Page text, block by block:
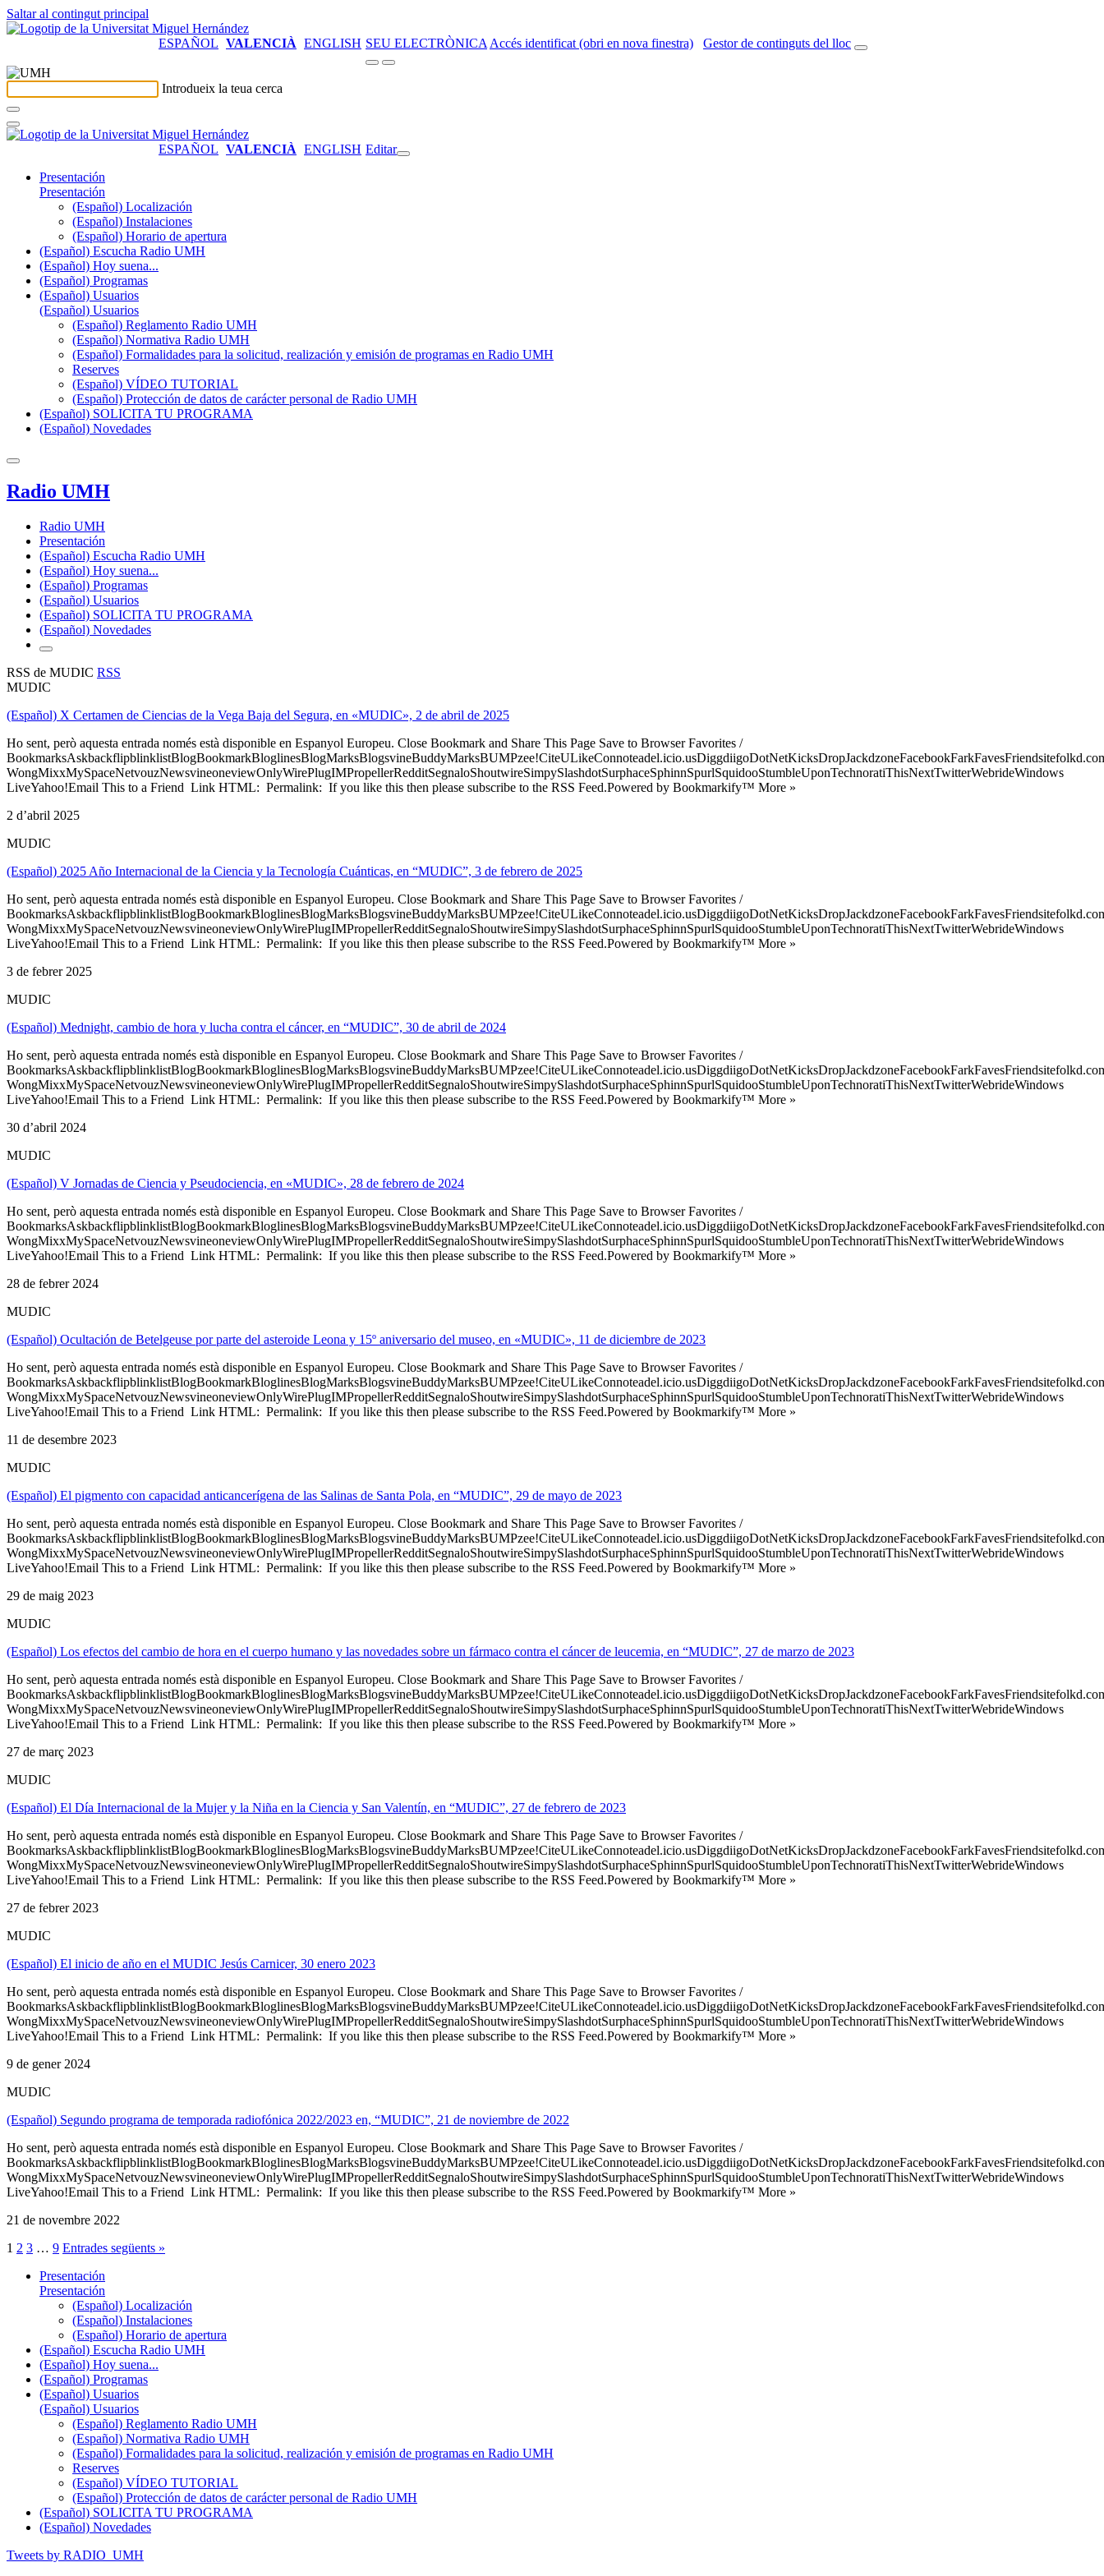
Saltar al contingut principal
ESPAÑOL VALENCIÀ ENGLISH SEU ELECTRÒNICA Accés identificat (obri en nova finestra) Gestor de continguts del lloc
Introdueix la teua cerca
ESPAÑOL VALENCIÀ ENGLISH Editar
Presentación
Presentación
(Español) Localización
(Español) Instalaciones
(Español) Horario de apertura
(Español) Escucha Radio UMH
(Español) Hoy suena...
(Español) Programas
(Español) Usuarios
(Español) Usuarios
(Español) Reglamento Radio UMH
(Español) Normativa Radio UMH
(Español) Formalidades para la solicitud, realización y emisión de programas en Radio UMH
Reserves
(Español) VÍDEO TUTORIAL
(Español) Protección de datos de carácter personal de Radio UMH
(Español) SOLICITA TU PROGRAMA
(Español) Novedades
Radio UMH
Radio UMH
Presentación
(Español) Escucha Radio UMH
(Español) Hoy suena...
(Español) Programas
(Español) Usuarios
(Español) SOLICITA TU PROGRAMA
(Español) Novedades
RSS de MUDIC RSS
MUDIC
(Español) X Certamen de Ciencias de la Vega Baja del Segura, en «MUDIC», 2 de abril de 2025
Ho sent, però aquesta entrada només està disponible en Espanyol Europeu. Close Bookmark and Share This Page Save to Browser Favorites /
WongMixxMySpaceNetvouzNewsvineoneviewOnlyWirePlugIMPropellerRedditSegnaloShoutwireSimpySlashdotSurphaceSphinnSpurlSquidooStumbleUponTechnoratiThisNextTwitterWebrideWindows
LiveYahoo!Email This to a Friend Link HTML: Permalink: If you like this then please subscribe to the RSS Feed.Powered by Bookmarkify™ More »
2 d’abril 2025
MUDIC
(Español) 2025 Año Internacional de la Ciencia y la Tecnología Cuánticas, en “MUDIC”, 3 de febrero de 2025
Ho sent, però aquesta entrada només està disponible en Espanyol Europeu. Close Bookmark and Share This Page Save to Browser Favorites /
WongMixxMySpaceNetvouzNewsvineoneviewOnlyWirePlugIMPropellerRedditSegnaloShoutwireSimpySlashdotSurphaceSphinnSpurlSquidooStumbleUponTechnoratiThisNextTwitterWebrideWindows
LiveYahoo!Email This to a Friend Link HTML: Permalink: If you like this then please subscribe to the RSS Feed.Powered by Bookmarkify™ More »
3 de febrer 2025
MUDIC
(Español) Mednight, cambio de hora y lucha contra el cáncer, en “MUDIC”, 30 de abril de 2024
Ho sent, però aquesta entrada només està disponible en Espanyol Europeu. Close Bookmark and Share This Page Save to Browser Favorites /
WongMixxMySpaceNetvouzNewsvineoneviewOnlyWirePlugIMPropellerRedditSegnaloShoutwireSimpySlashdotSurphaceSphinnSpurlSquidooStumbleUponTechnoratiThisNextTwitterWebrideWindows
LiveYahoo!Email This to a Friend Link HTML: Permalink: If you like this then please subscribe to the RSS Feed.Powered by Bookmarkify™ More »
30 d’abril 2024
MUDIC
(Español) V Jornadas de Ciencia y Pseudociencia, en «MUDIC», 28 de febrero de 2024
Ho sent, però aquesta entrada només està disponible en Espanyol Europeu. Close Bookmark and Share This Page Save to Browser Favorites /
WongMixxMySpaceNetvouzNewsvineoneviewOnlyWirePlugIMPropellerRedditSegnaloShoutwireSimpySlashdotSurphaceSphinnSpurlSquidooStumbleUponTechnoratiThisNextTwitterWebrideWindows
LiveYahoo!Email This to a Friend Link HTML: Permalink: If you like this then please subscribe to the RSS Feed.Powered by Bookmarkify™ More »
28 de febrer 2024
MUDIC
(Español) Ocultación de Betelgeuse por parte del asteroide Leona y 15º aniversario del museo, en «MUDIC», 11 de diciembre de 2023
Ho sent, però aquesta entrada només està disponible en Espanyol Europeu. Close Bookmark and Share This Page Save to Browser Favorites /
WongMixxMySpaceNetvouzNewsvineoneviewOnlyWirePlugIMPropellerRedditSegnaloShoutwireSimpySlashdotSurphaceSphinnSpurlSquidooStumbleUponTechnoratiThisNextTwitterWebrideWindows
LiveYahoo!Email This to a Friend Link HTML: Permalink: If you like this then please subscribe to the RSS Feed.Powered by Bookmarkify™ More »
11 de desembre 2023
MUDIC
(Español) El pigmento con capacidad anticancerígena de las Salinas de Santa Pola, en “MUDIC”, 29 de mayo de 2023
Ho sent, però aquesta entrada només està disponible en Espanyol Europeu. Close Bookmark and Share This Page Save to Browser Favorites /
WongMixxMySpaceNetvouzNewsvineoneviewOnlyWirePlugIMPropellerRedditSegnaloShoutwireSimpySlashdotSurphaceSphinnSpurlSquidooStumbleUponTechnoratiThisNextTwitterWebrideWindows
LiveYahoo!Email This to a Friend Link HTML: Permalink: If you like this then please subscribe to the RSS Feed.Powered by Bookmarkify™ More »
29 de maig 2023
MUDIC
(Español) Los efectos del cambio de hora en el cuerpo humano y las novedades sobre un fármaco contra el cáncer de leucemia, en “MUDIC”, 27 de marzo de 2023
Ho sent, però aquesta entrada només està disponible en Espanyol Europeu. Close Bookmark and Share This Page Save to Browser Favorites /
WongMixxMySpaceNetvouzNewsvineoneviewOnlyWirePlugIMPropellerRedditSegnaloShoutwireSimpySlashdotSurphaceSphinnSpurlSquidooStumbleUponTechnoratiThisNextTwitterWebrideWindows
LiveYahoo!Email This to a Friend Link HTML: Permalink: If you like this then please subscribe to the RSS Feed.Powered by Bookmarkify™ More »
27 de març 2023
MUDIC
(Español) El Día Internacional de la Mujer y la Niña en la Ciencia y San Valentín, en “MUDIC”, 27 de febrero de 2023
Ho sent, però aquesta entrada només està disponible en Espanyol Europeu. Close Bookmark and Share This Page Save to Browser Favorites /
WongMixxMySpaceNetvouzNewsvineoneviewOnlyWirePlugIMPropellerRedditSegnaloShoutwireSimpySlashdotSurphaceSphinnSpurlSquidooStumbleUponTechnoratiThisNextTwitterWebrideWindows
LiveYahoo!Email This to a Friend Link HTML: Permalink: If you like this then please subscribe to the RSS Feed.Powered by Bookmarkify™ More »
27 de febrer 2023
MUDIC
(Español) El inicio de año en el MUDIC Jesús Carnicer, 30 enero 2023
Ho sent, però aquesta entrada només està disponible en Espanyol Europeu. Close Bookmark and Share This Page Save to Browser Favorites /
WongMixxMySpaceNetvouzNewsvineoneviewOnlyWirePlugIMPropellerRedditSegnaloShoutwireSimpySlashdotSurphaceSphinnSpurlSquidooStumbleUponTechnoratiThisNextTwitterWebrideWindows
LiveYahoo!Email This to a Friend Link HTML: Permalink: If you like this then please subscribe to the RSS Feed.Powered by Bookmarkify™ More »
9 de gener 2024
MUDIC
(Español) Segundo programa de temporada radiofónica 2022/2023 en, “MUDIC”, 21 de noviembre de 2022
Ho sent, però aquesta entrada només està disponible en Espanyol Europeu. Close Bookmark and Share This Page Save to Browser Favorites /
WongMixxMySpaceNetvouzNewsvineoneviewOnlyWirePlugIMPropellerRedditSegnaloShoutwireSimpySlashdotSurphaceSphinnSpurlSquidooStumbleUponTechnoratiThisNextTwitterWebrideWindows
LiveYahoo!Email This to a Friend Link HTML: Permalink: If you like this then please subscribe to the RSS Feed.Powered by Bookmarkify™ More »
21 de novembre 2022
1 2 3 … 9 Entrades següents »
Presentación
Presentación
(Español) Localización
(Español) Instalaciones
(Español) Horario de apertura
(Español) Escucha Radio UMH
(Español) Hoy suena...
(Español) Programas
(Español) Usuarios
(Español) Usuarios
(Español) Reglamento Radio UMH
(Español) Normativa Radio UMH
(Español) Formalidades para la solicitud, realización y emisión de programas en Radio UMH
Reserves
(Español) VÍDEO TUTORIAL
(Español) Protección de datos de carácter personal de Radio UMH
(Español) SOLICITA TU PROGRAMA
(Español) Novedades
Tweets by RADIO_UMH